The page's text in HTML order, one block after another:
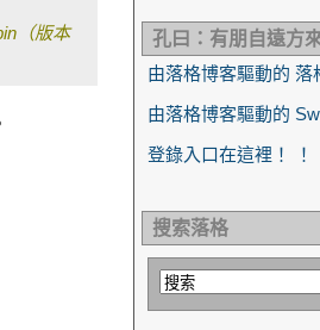
（版本
孔曰：有朋自遠方
由落格博客驅動的 落
由落格博客驅動的
登錄入口在這裡！ ！
搜索落格